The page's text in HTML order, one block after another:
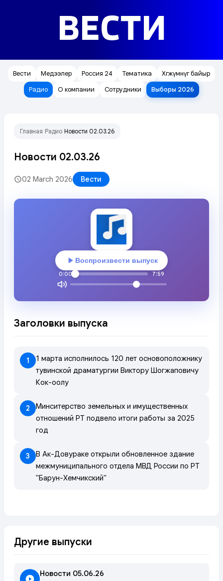
ВЕСТИ
Вести Медээлер Россия 24 Тематика
Хөгжүмнүг байыр
Радио
О компании Сотрудники Выборы 2026
Главная Радио Новости 02.03.26
Новости 02.03.26
02 March 2026 Вести
Воспроизвести выпуск
0:00 7:59
Заголовки выпуска
1
1 марта исполнилось 120 лет основоположнику
тувинской драматургии Виктору Шогжаповичу
Кок-оолу
2
Минситерство земельных и имущественных
отношений РТ подвело итоги работы за 2025
год
3
В Ак-Довураке открыли обновленное здание
межмуниципального отдела МВД России по РТ
"Барун-Хемчикский"
Другие выпуски
Новости 05.06.26